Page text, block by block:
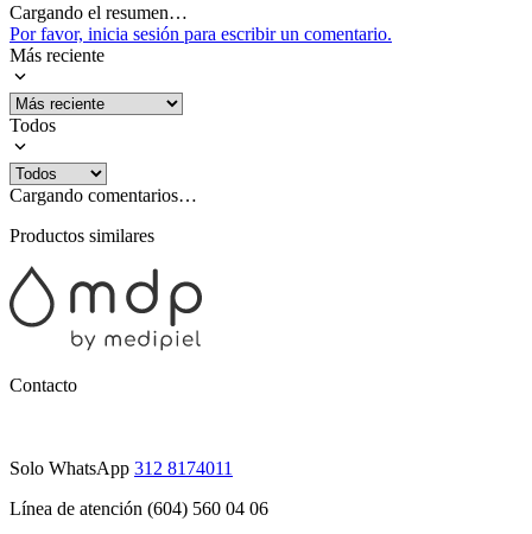
Cargando el resumen…
Por favor, inicia sesión para escribir un comentario.
Más reciente
Todos
Cargando comentarios…
Productos similares
Contacto
Solo WhatsApp 312 8174011
Línea de atención (604) 560 04 06